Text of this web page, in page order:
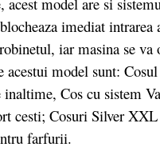
imediat intrarea
iar masina se va
acestui model sunt:
Cos cu sistem
cesti; Cosuri Silver
farfurii.